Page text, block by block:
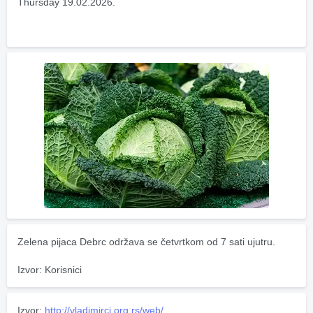
Zelena pijaca Debrc održava se četvrtkom od 7 sati ujutru.
Izvor: Korisnici
Izvor: http://vladimirci.org.rs/web/